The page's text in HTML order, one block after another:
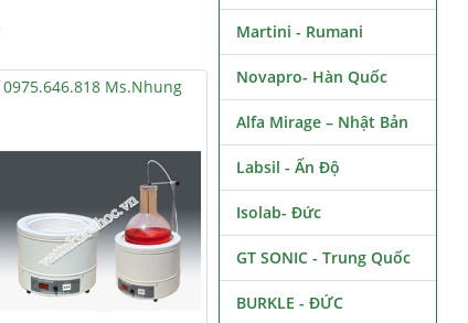
0975.646.818 Ms.Nhung
Martini - Rumani
Novapro- Hàn Quốc
Alfa Mirage – Nhật Bản
Labsil - Ấn Độ
Isolab- Đức
GT SONIC - Trung Quốc
BURKLE - ĐỨC